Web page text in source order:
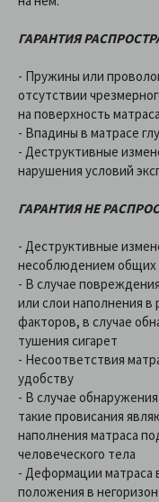
ГАРАНТИЯ
- Пружины или
отсутствии
на поверхность
- Впадины в матрасе
- Деструктивные
нарушения условий
ГАРАНТИЯ НЕ
- Деструктивные
несоблюдением общих
- В случае
или слои наполнения в
факторов, в случае
тушения сигарет
- Несоответствия
удобству
- В случае
такие провисания
наполнения матраса
человеческого тела
- Деформации матраса
положения в